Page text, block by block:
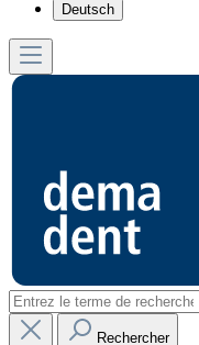
Deutsch
Rechercher